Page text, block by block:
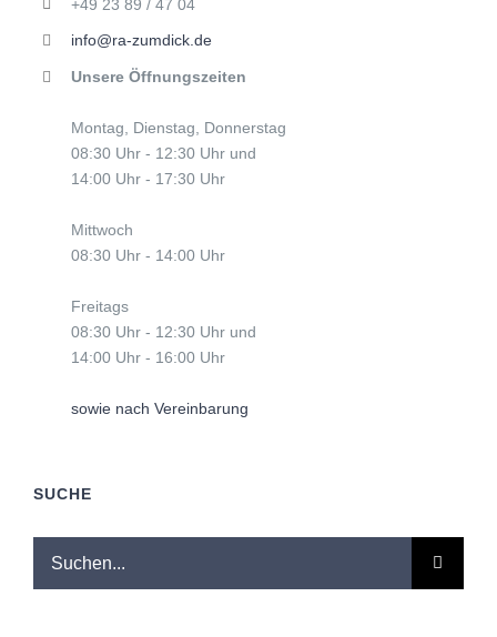
+49 23 89 / 47 04
info@ra-zumdick.de
Unsere Öffnungszeiten
Montag, Dienstag, Donnerstag
08:30 Uhr - 12:30 Uhr und
14:00 Uhr - 17:30 Uhr
Mittwoch
08:30 Uhr - 14:00 Uhr
Freitags
08:30 Uhr - 12:30 Uhr und
14:00 Uhr - 16:00 Uhr
sowie nach Vereinbarung
SUCHE
Suche
nach: